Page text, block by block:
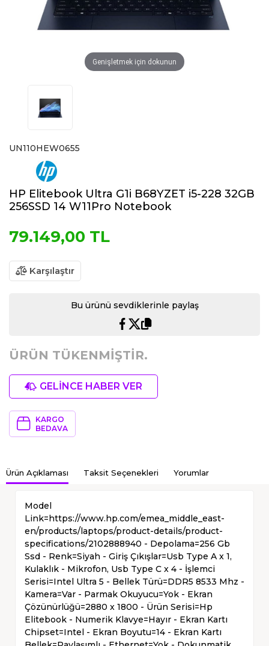
Genişletmek için dokunun
UN110HEW0655
HP Elitebook Ultra G1i B68YZET i5-228 32GB
256SSD 14 W11Pro Notebook
79.149,00 TL
Karşılaştır
Bu ürünü sevdiklerinle paylaş
ÜRÜN TÜKENMİŞTİR.
GELİNCE HABER VER
KARGO
BEDAVA
Ürün Açıklaması Taksit Seçenekleri Yorumlar
Model
Link=https://www.hp.com/emea_middle_east-
en/products/laptops/product-details/product-
specifications/2102888940 - Depolama=256 Gb
Ssd - Renk=Siyah - Giriş Çıkışlar=Usb Type A x 1,
Kulaklık - Mikrofon, Usb Type C x 4 - İşlemci
Serisi=Intel Ultra 5 - Bellek Türü=DDR5 8533 Mhz -
Kamera=Var - Parmak Okuyucu=Yok - Ekran
Çözünürlüğü=2880 x 1800 - Ürün Serisi=Hp
Elitebook - Numerik Klavye=Hayır - Ekran Kartı
Chipset=Intel - Ekran Boyutu=14 - Ekran Kartı